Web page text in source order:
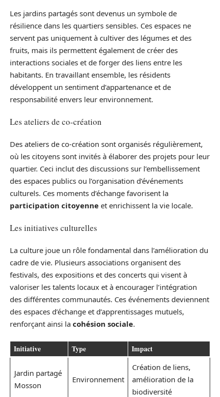
Les jardins partagés sont devenus un symbole de
résilience dans les quartiers sensibles. Ces espaces ne
servent pas uniquement à cultiver des légumes et des
fruits, mais ils permettent également de créer des
interactions sociales et de forger des liens entre les
habitants. En travaillant ensemble, les résidents
développent un sentiment d’appartenance et de
responsabilité envers leur environnement.
Les ateliers de co-création
Des ateliers de co-création sont organisés régulièrement,
où les citoyens sont invités à élaborer des projets pour leur
quartier. Ceci inclut des discussions sur l’embellissement
des espaces publics ou l’organisation d’événements
culturels. Ces moments d’échange favorisent la
participation citoyenne et enrichissent la vie locale.
Les initiatives culturelles
La culture joue un rôle fondamental dans l’amélioration du
cadre de vie. Plusieurs associations organisent des
festivals, des expositions et des concerts qui visent à
valoriser les talents locaux et à encourager l’intégration
des différentes communautés. Ces événements deviennent
des espaces d’échange et d’apprentissages mutuels,
renforçant ainsi la cohésion sociale.
Initiative Type Impact
Jardin partagé
Mosson
Environnement
Création de liens,
amélioration de la
biodiversité